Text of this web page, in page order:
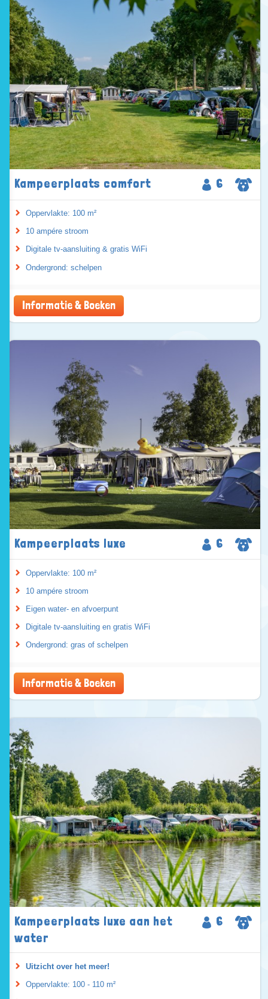
Kampeerplaats comfort 6
Oppervlakte: 100 m²
10 ampére stroom
Digitale tv-aansluiting & gratis WiFi
Ondergrond: schelpen
Informatie & Boeken
Kampeerplaats luxe 6
Oppervlakte: 100 m²
10 ampére stroom
Eigen water- en afvoerpunt
Digitale tv-aansluiting en gratis WiFi
Ondergrond: gras of schelpen
Informatie & Boeken
Kampeerplaats luxe aan het
water
6
Uitzicht over het meer!
Oppervlakte: 100 - 110 m²